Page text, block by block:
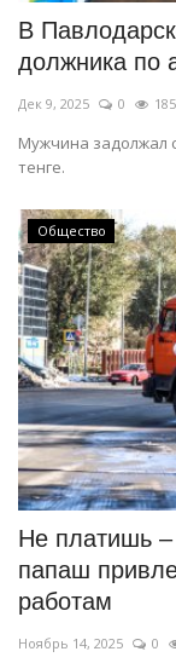
В
должника по
Дек 9, 2025 0 185
Мужчина задолжал
тенге.
Общество
Не платишь
папаш
работам
Ноябрь 14, 2025 0